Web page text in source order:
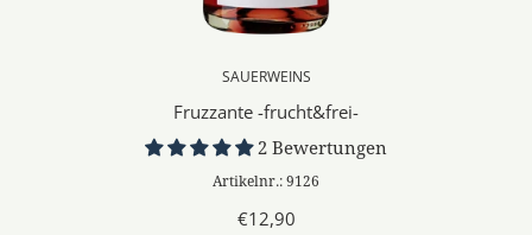
SAUERWEINS
Fruzzante -frucht&frei-
2 Bewertungen
Artikelnr.: 9126
€12,90